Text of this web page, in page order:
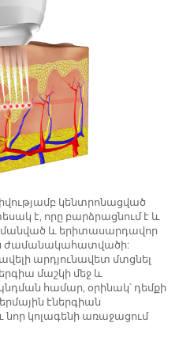
կենտրոնացված
է, որը բարձրացնում է և
և երիտասարդավոր
ժամանակահատվածի:
արդյունավետ մտցնել
մաշկի մեջ և
համար, օրինակ՝ դեմքի
էներգիան
նոր կոլագենի առաջացում